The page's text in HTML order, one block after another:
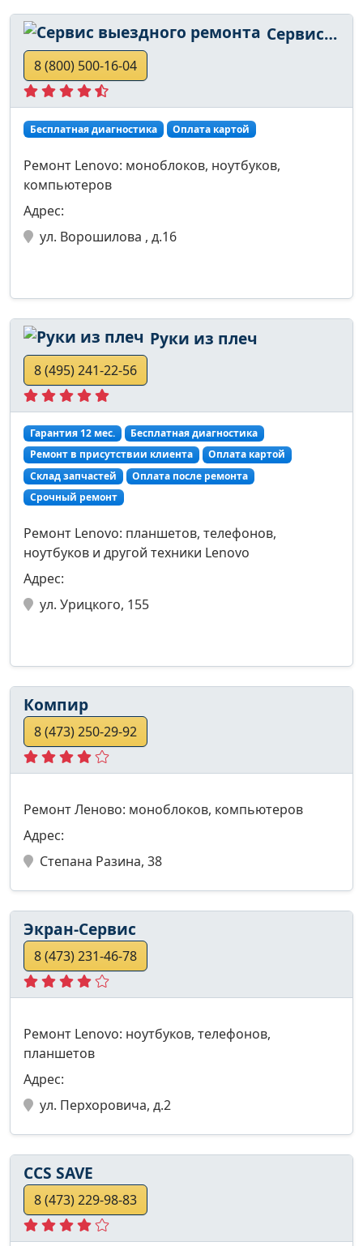
Сервис выездного ремонта
8 (800) 500-16-04
Бесплатная диагностика Оплата картой
Ремонт Lenovo: моноблоков, ноутбуков,
компьютеров
Адрес:
ул. Ворошилова , д.16
Руки из плеч
8 (495) 241-22-56
Гарантия 12 мес.
Бесплатная диагностика
Ремонт в присутствии клиента
Оплата картой
Склад запчастей
Оплата после ремонта
Срочный ремонт
Ремонт Lenovo: планшетов, телефонов,
ноутбуков и другой техники Lenovo
Адрес:
ул. Урицкого, 155
Компир
8 (473) 250-29-92
Ремонт Леново: моноблоков, компьютеров
Адрес:
Степана Разина, 38
Экран-Сервис
8 (473) 231-46-78
Ремонт Lenovo: ноутбуков, телефонов,
планшетов
Адрес:
ул. Перхоровича, д.2
CCS SAVE
8 (473) 229-98-83